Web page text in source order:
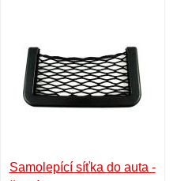
Samolepící síťka do auta -